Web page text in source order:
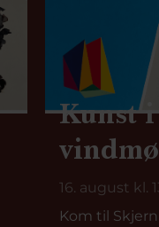
Kunst i
16. august kl.
Kom til